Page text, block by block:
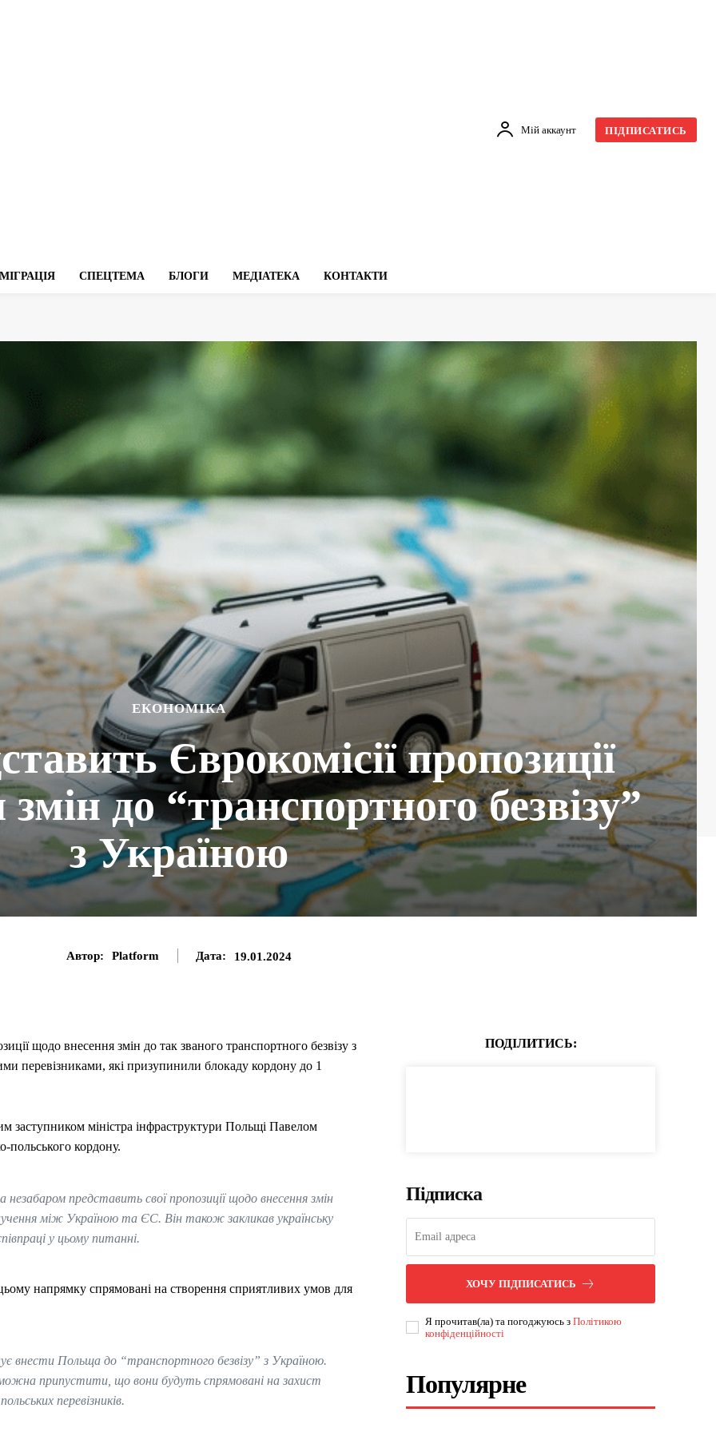
Мій аккаунт ПІДПИСАТИСЬ
МІГРАЦІЯ СПЕЦТЕМА БЛОГИ МЕДІАТЕКА КОНТАКТИ
ЕКОНОМІКА
Єврокомісії пропозиції
до “транспортного безвізу”
з Україною
Автор: Platform Дата: 19.01.2024
щодо внесення змін до так званого транспортного безвізу з
перевізниками, які призупинили блокаду кордону до 1
заступником міністра інфраструктури Польщі Павелом
польського кордону.
представить свої пропозиції щодо внесення змін
між Україною та ЄС. Він також закликав українську
у цьому питанні.
напрямку спрямовані на створення сприятливих умов для
внести Польща до “транспортного безвізу” з Україною.
можна припустити, що вони будуть спрямовані на захист
перевізників.
ПОДІЛИТИСЬ:
Підписка
ХОЧУ ПІДПИСАТИСЬ
Я прочитав(ла) та погоджуюсь зПолітикою
конфіденційності
Популярне